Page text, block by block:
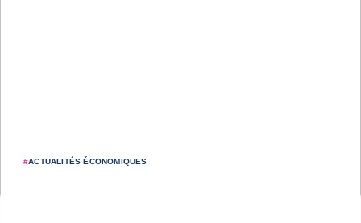
#ACTUALITÉS ÉCONOMIQUES